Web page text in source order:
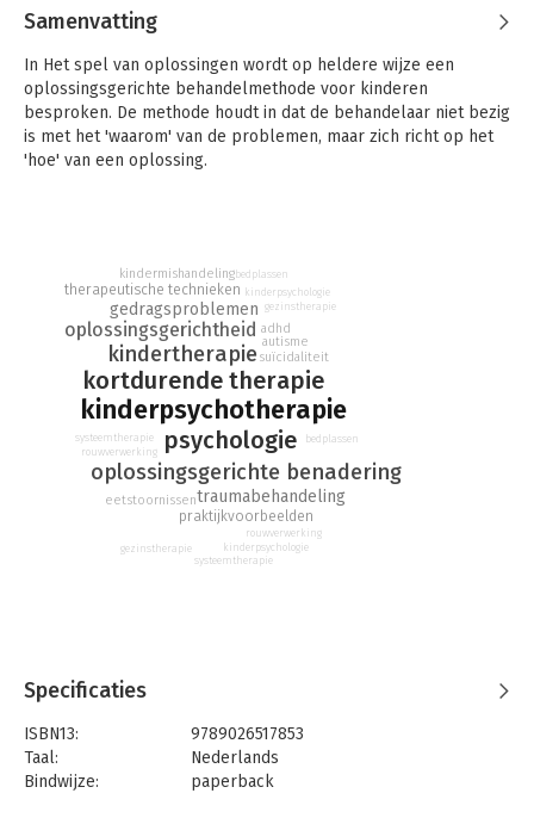
Samenvatting
In Het spel van oplossingen wordt op heldere wijze een
oplossingsgerichte behandelmethode voor kinderen
besproken. De methode houdt in dat de behandelaar niet bezig
is met het 'waarom' van de problemen, maar zich richt op het
'hoe' van een oplossing.
meest complexe problemen en omstandigheden worden in
detail beschreven, zoals misbruik, geweld, autisme,
eetstoornissen, ADHD, suïcidale gedachten en
zelfmoordpogingen, bedplassen en rouw.
Vertaling: Tonnie Thijssen, werkzaam als gz-
psycholoog/psychotherapeut op de afdeling
Persoonlijkheidsstoornissen van De Gelderse Roos te Arnhem.
kinderpsychotherapie
kortdurende therapie
psychologie
kindertherapie
oplossingsgerichte benadering
oplossingsgerichtheid
gedragsproblemen
traumabehandeling
praktijkvoorbeelden
therapeutische technieken
adhd
autisme
kindermishandeling
suïcidaliteit
eetstoornissen
rouwverwerking
kinderpsychologie
systeemtherapie
gezinstherapie
bedplassen
rouwverwerking
kinderpsychologie
systeemtherapie
gezinstherapie
bedplassen
Specificaties
ISBN13:
9789026517853
Taal:
Nederlands
Bindwijze:
paperback